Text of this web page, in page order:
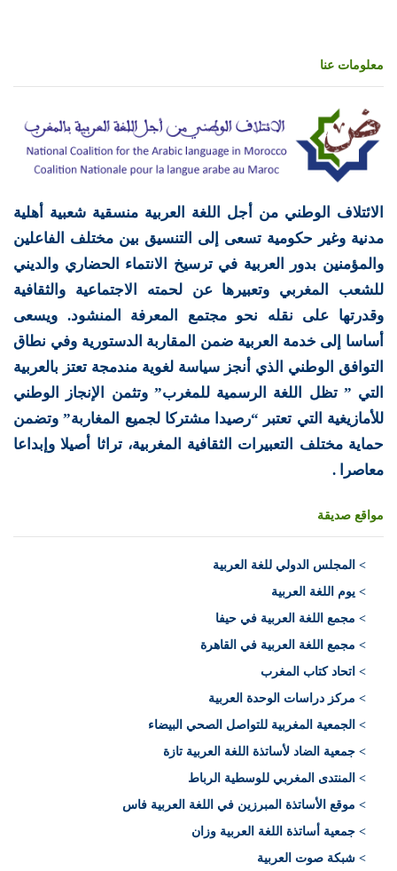
معلومات عنا
الائتلاف الوطني من أجل اللغة العربية منسقية شعبية أهلية
مدنية وغير حكومية تسعى إلى التنسيق بين مختلف الفاعلين
والمؤمنين بدور العربية في ترسيخ الانتماء الحضاري والديني
للشعب المغربي وتعبيرها عن لحمته الاجتماعية والثقافية
وقدرتها على نقله نحو مجتمع المعرفة المنشود. ويسعى
أساسا إلى خدمة العربية ضمن المقاربة الدستورية وفي نطاق
التوافق الوطني الذي أنجز سياسة لغوية مندمجة تعتز بالعربية
التي ” تظل اللغة الرسمية للمغرب” وتثمن الإنجاز الوطني
للأمازيغية التي تعتبر “رصيدا مشتركا لجميع المغاربة” وتضمن
حماية مختلف التعبيرات الثقافية المغربية، تراثا أصيلا وإبداعا
معاصرا .
مواقع صديقة
> المجلس الدولي للغة العربية
> يوم اللغة العربية
> مجمع اللغة العربية في حيفا
> مجمع اللغة العربية في القاهرة
> اتحاد كتاب المغرب
> مركز دراسات الوحدة العربية
> الجمعية المغربية للتواصل الصحي البيضاء
> جمعية الضاد لأساتذة اللغة العربية تازة
> المنتدى المغربي للوسطية الرباط
> موقع الأساتذة المبرزين في اللغة العربية فاس
> جمعية أساتذة اللغة العربية وزان
> شبكة صوت العربية